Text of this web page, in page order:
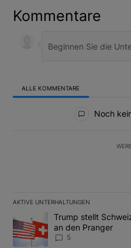
Kommentare
ALLE KOMMENTARE
Noch
AKTIVE UNTERHALTUNGEN
Das Folgende ist eine Liste
Ein Trendartikel mit dem Titel
Trump stellt
an den Pranger
5